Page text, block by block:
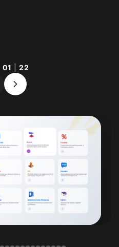
01 |22